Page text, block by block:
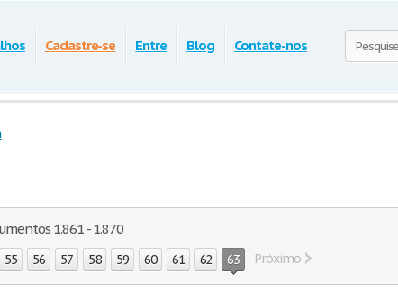
Cadastre-se Entre Blog Contate-nos
1.861 - 1.870
55 56 57 58 59 60 61 62 63 Próximo